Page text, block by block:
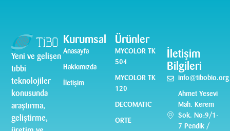
Yeni ve gelişen
tıbbi
teknolojiler
konusunda
araştırma,
geliştirme,
Kurumsal
Anasayfa
Hakkımızda
İletişim
Ürünler
MYCOLOR TK
504
MYCOLOR TK
120
DECOMATIC
ORTE
İletişim
Bilgileri
info@tibobio.org
Ahmet Yesevi
Mah. Kerem
Sok. No:9/1-
7 Pendik /